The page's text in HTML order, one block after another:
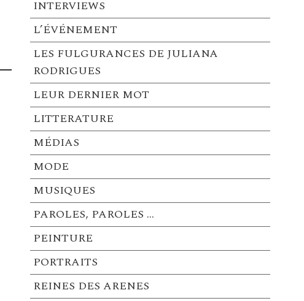
INTERVIEWS
L’ÉVÉNEMENT
LES FULGURANCES DE JULIANA
RODRIGUES
LEUR DERNIER MOT
LITTERATURE
MÉDIAS
MODE
MUSIQUES
PAROLES, PAROLES …
PEINTURE
PORTRAITS
REINES DES ARENES